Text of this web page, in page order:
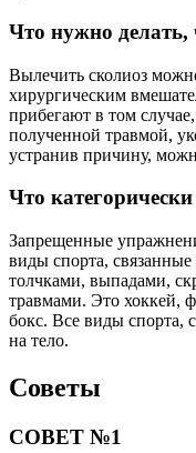
Что нужно делать,
Вылечить сколиоз
хирургическим
прибегают в том
полученной травмой,
устранив причину,
Что
Запрещенные
виды спорта,
толчками, выпадами,
травмами. Это хоккей,
бокс. Все виды спорта,
на тело.
Советы
СОВЕТ №1